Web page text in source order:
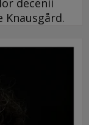
Knausgård.